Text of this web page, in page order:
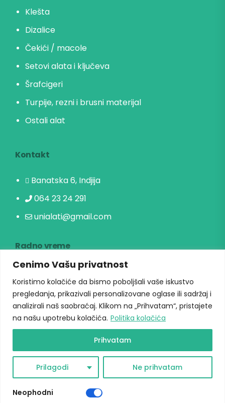
Cenimo Vašu privatnost
Koristimo kolačiće da bismo poboljšali vaše iskustvo
pregledanja, prikazivali personalizovane oglase ili sadržaj i
analizirali naš saobraćaj. Klikom na „Prihvatam“, pristajete
na našu upotrebu kolačića. Politika kolačića
Prilagodi Ne prihvatam
Prihvatam
Neophodni
Klešta
Dizalice
Čekići / macole
Setovi alata i ključeva
Šrafcigeri
Turpije, rezni i brusni materijal
Ostali alat
Kontakt
Banatska 6, Indjija
064 23 24 291
unialati@gmail.com
Radno vreme
Radni danima: 09h-17h
Vikendom ne radimo
Copyright © 2026 Univerzal alati. Sva prava zadržana.
HOME WISHLIST